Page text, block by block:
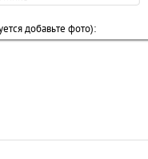
добавьте фото):